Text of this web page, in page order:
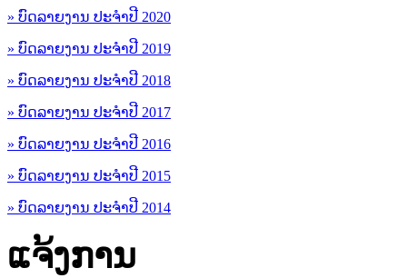
» ບົດລາຍງານ ປະຈຳປີ 2020
» ບົດລາຍງານ ປະຈຳປີ 2019
» ບົດລາຍງານ ປະຈຳປີ 2018
» ບົດລາຍງານ ປະຈຳປີ 2017
» ບົດລາຍງານ ປະຈຳປີ 2016
» ບົດລາຍງານ ປະຈຳປີ 2015
» ບົດລາຍງານ ປະຈຳປີ 2014
ແຈ້ງການ